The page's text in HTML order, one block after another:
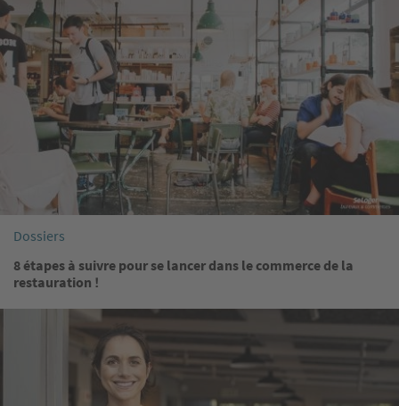
Dossiers
8 étapes à suivre pour se lancer dans le commerce de la
restauration !